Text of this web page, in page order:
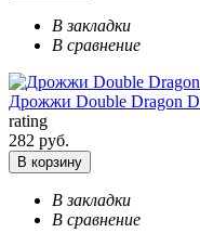
В закладки
В сравнение
Дрожжи Double Dragon
rating
282 руб.
В корзину
В закладки
В сравнение